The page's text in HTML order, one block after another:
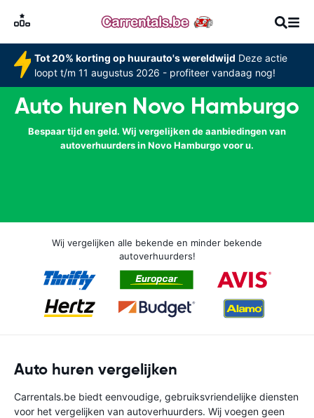
Tot 20% korting op huurauto's wereldwijd Deze actie
loopt t/m 11 augustus 2026 - profiteer vandaag nog!
Auto huren Novo Hamburgo
Bespaar tijd en geld. Wij vergelijken de aanbiedingen van
autoverhuurders in Novo Hamburgo voor u.
Wij vergelijken alle bekende en minder bekende
autoverhuurders!
Auto huren vergelijken
Carrentals.be biedt eenvoudige, gebruiksvriendelijke diensten
voor het vergelijken van autoverhuurders. Wij voegen geen